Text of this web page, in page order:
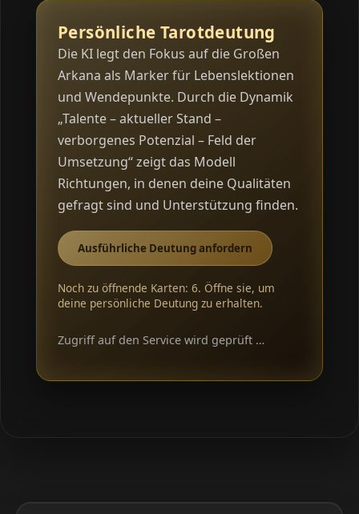
Persönliche Tarotdeutung
Die KI legt den Fokus auf die Großen
Arkana als Marker für Lebenslektionen
und Wendepunkte. Durch die Dynamik
„Talente – aktueller Stand –
verborgenes Potenzial – Feld der
Umsetzung“ zeigt das Modell
Richtungen, in denen deine Qualitäten
gefragt sind und Unterstützung finden.
Ausführliche Deutung anfordern
Noch zu öffnende Karten: 6. Öffne sie, um
deine persönliche Deutung zu erhalten.
Zugriff auf den Service wird geprüft …